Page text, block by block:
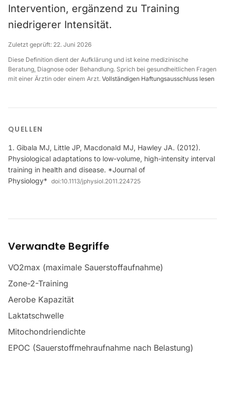
Intervention, ergänzend zu Training
niedrigerer Intensität.
Zuletzt geprüft: 22. Juni 2026
Diese Definition dient der Aufklärung und ist keine medizinische
Beratung, Diagnose oder Behandlung. Sprich bei gesundheitlichen Fragen
mit einer Ärztin oder einem Arzt. Vollständigen Haftungsausschluss lesen
QUELLEN
Gibala MJ, Little JP, Macdonald MJ, Hawley JA. (2012).
Physiological adaptations to low-volume, high-intensity interval
training in health and disease. *Journal of
Physiology* doi:10.1113/jphysiol.2011.224725
Verwandte Begriffe
VO2max (maximale Sauerstoffaufnahme)
Zone-2-Training
Aerobe Kapazität
Laktatschwelle
Mitochondriendichte
EPOC (Sauerstoffmehraufnahme nach Belastung)